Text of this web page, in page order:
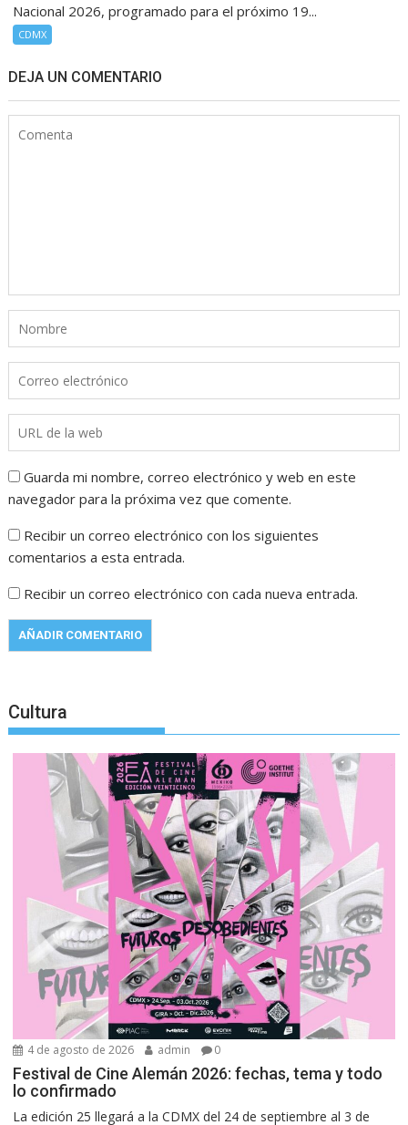
Nacional 2026, programado para el próximo 19...
CDMX
DEJA UN COMENTARIO
Guarda mi nombre, correo electrónico y web en este
navegador para la próxima vez que comente.
Recibir un correo electrónico con los siguientes
comentarios a esta entrada.
Recibir un correo electrónico con cada nueva entrada.
Cultura
4 de agosto de 2026 admin 0
Festival de Cine Alemán 2026: fechas, tema y todo
lo confirmado
La edición 25 llegará a la CDMX del 24 de septiembre al 3 de